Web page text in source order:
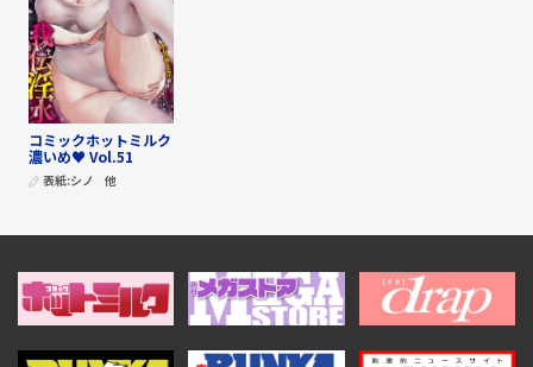
コミックホットミルク
濃いめ♥ Vol.51
表紙:シノ 他